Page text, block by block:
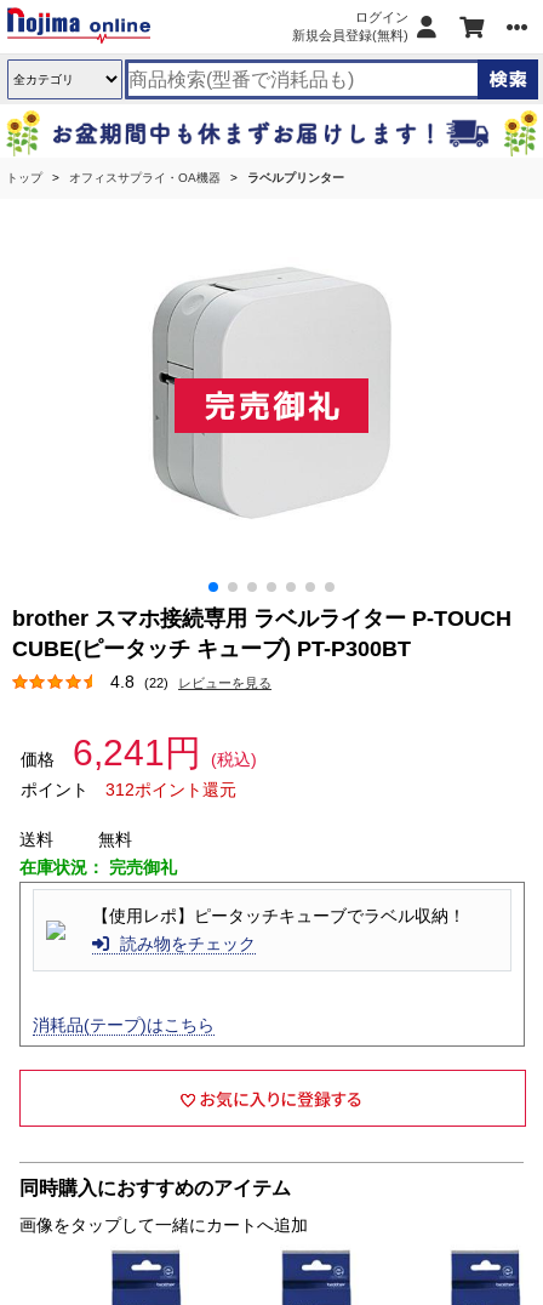
ログイン
新規会員登録(無料)
トップ オフィスサプライ・OA機器 ラベルプリンター
brother スマホ接続専用 ラベルライター P-TOUCH
CUBE(ピータッチ キューブ) PT-P300BT
4.8 (22) レビューを見る
価格 6,241円
(税込)
ポイント
312ポイント還元
送料
無料
在庫状況： 完売御礼
【使用レポ】ピータッチキューブでラベル収納！
読み物をチェック
消耗品(テープ)はこちら
同時購入におすすめのアイテム
画像をタップして一緒にカートへ追加